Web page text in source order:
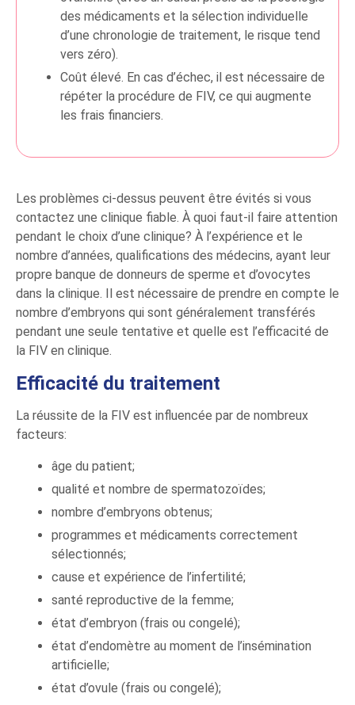
des médicaments et la sélection individuelle
d’une chronologie de traitement, le risque tend
vers zéro).
Coût élevé. En cas d’échec, il est nécessaire de
répéter la procédure de FIV, ce qui augmente
les frais financiers.
Les problèmes ci-dessus peuvent être évités si vous
contactez une clinique fiable. À quoi faut-il faire attention
pendant le choix d’une clinique? À l’expérience et le
nombre d’années, qualifications des médecins, ayant leur
propre banque de donneurs de sperme et d’ovocytes
dans la clinique. Il est nécessaire de prendre en compte le
nombre d’embryons qui sont généralement transférés
pendant une seule tentative et quelle est l’efficacité de
la FIV en clinique.
Efficacité du traitement
La réussite de la FIV est influencée par de nombreux
facteurs:
âge du patient;
qualité et nombre de spermatozoïdes;
nombre d’embryons obtenus;
programmes et médicaments correctement
sélectionnés;
cause et expérience de l’infertilité;
santé reproductive de la femme;
état d’embryon (frais ou congelé);
état d’endomètre au moment de l’insémination
artificielle;
état d’ovule (frais ou congelé);